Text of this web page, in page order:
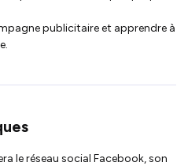
publicitaire et apprendre à
le réseau social Facebook, son